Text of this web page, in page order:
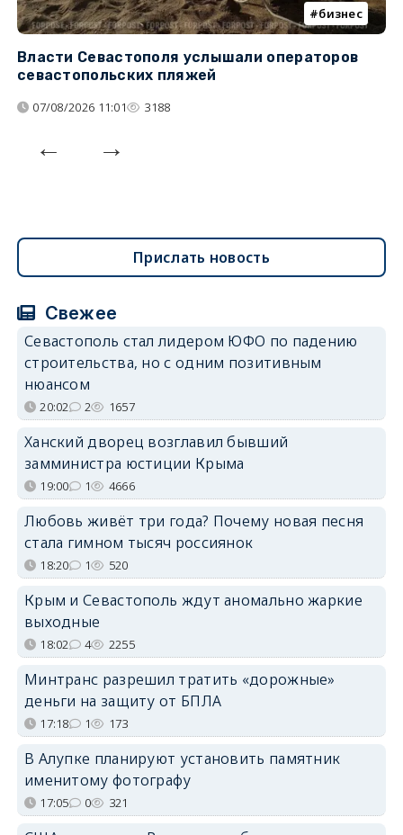
бизнес
Власти Севастополя услышали операторов
севастопольских пляжей
07/08/2026 11:01 3188
Прислать новость
Свежее
Севастополь стал лидером ЮФО по падению
строительства, но с одним позитивным
нюансом
20:02 2 1657
Ханский дворец возглавил бывший
замминистра юстиции Крыма
19:00 1 4666
Любовь живёт три года? Почему новая песня
стала гимном тысяч россиянок
18:20 1 520
Крым и Севастополь ждут аномально жаркие
выходные
18:02 4 2255
Минтранс разрешил тратить «дорожные»
деньги на защиту от БПЛА
17:18 1 173
В Алупке планируют установить памятник
именитому фотографу
17:05 0 321